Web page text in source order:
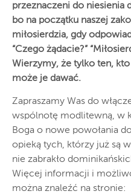
przeznaczeni do niesienia
bo na początku naszej
miłosierdzia, gdy
“Czego żądacie?”
Wierzymy, że tylko ten,
może je dawać.
Zapraszamy Was do
wspólnotę modlitewną, w
Boga o nowe powołania
opieką tych, którzy już są
nie zabrakło
Więcej informacji i
można znaleźć na stronie: